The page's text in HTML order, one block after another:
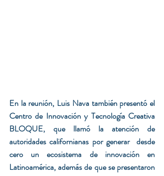
En la reunión, Luis Nava también presentó el
Centro de Innovación y Tecnología Creativa
BLOQUE, que llamó la atención de
autoridades californianas por generar  desde
cero un ecosistema de innovación en
Latinoamérica, además de que se presentaron